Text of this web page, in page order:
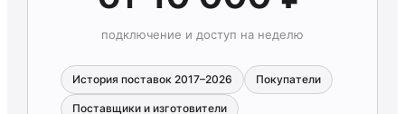
подключение и доступ на неделю
История поставок 2017–2026 Покупатели
Поставщики и изготовители